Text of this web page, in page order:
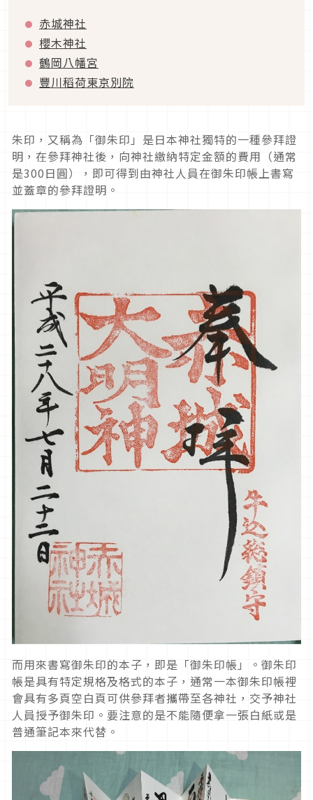
赤城神社
櫻木神社
鶴岡八幡宮
豐川稻荷東京別院
朱印，又稱為「御朱印」是日本神社獨特的一種參拜證
明，在參拜神社後，向神社繳納特定金額的費用（通常
是300日圓），即可得到由神社人員在御朱印帳上書寫
並蓋章的參拜證明。
而用來書寫御朱印的本子，即是「御朱印帳」。御朱印
帳是具有特定規格及格式的本子，通常一本御朱印帳裡
會具有多頁空白頁可供參拜者攜帶至各神社，交予神社
人員授予御朱印。要注意的是不能隨便拿一張白紙或是
普通筆記本來代替。